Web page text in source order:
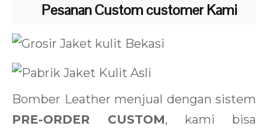
Pesanan Custom customer Kami
Bomber Leather menjual dengan sistem
PRE-ORDER CUSTOM, kami bisa